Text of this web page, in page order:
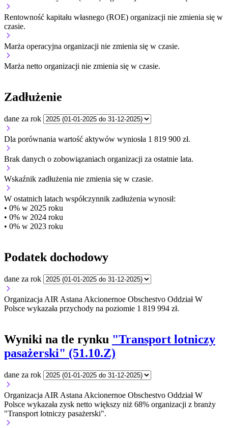
Rentowność kapitału własnego (ROE) organizacji nie zmienia się w
czasie.
Marża operacyjna organizacji nie zmienia się w czasie.
Marża netto organizacji nie zmienia się w czasie.
Zadłużenie
dane za rok
Dla porównania wartość aktywów wyniosła 1 819 900 zł.
Brak danych o zobowiązaniach organizacji za ostatnie lata.
Wskaźnik zadłużenia nie zmienia się w czasie.
W ostatnich latach współczynnik zadłużenia wynosił:
• 0% w 2025 roku
• 0% w 2024 roku
• 0% w 2023 roku
Podatek dochodowy
dane za rok
Organizacja AIR Astana Akcionernoe Obschestvo Oddział W
Polsce wykazała przychody na poziomie 1 819 994 zł.
Wyniki na tle rynku "Transport lotniczy
pasażerski" (51.10.Z)
dane za rok
Organizacja AIR Astana Akcionernoe Obschestvo Oddział W
Polsce wykazała zysk netto większy niż 68% organizacji z branży
"Transport lotniczy pasażerski".